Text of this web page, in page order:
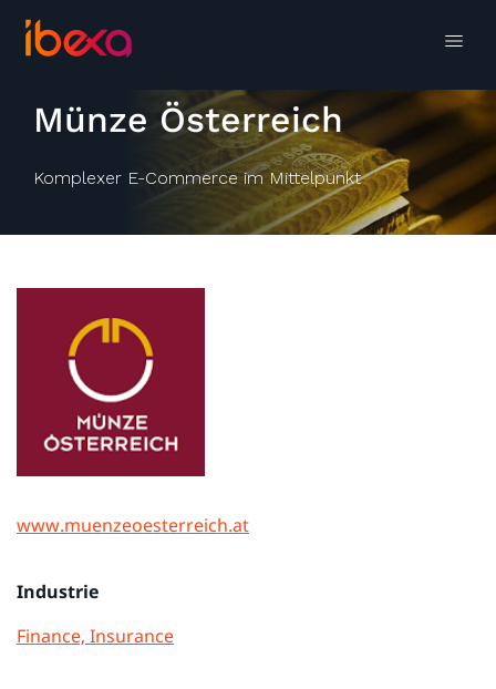
Münze Österreich
Komplexer E-Commerce im Mittelpunkt
www.muenzeoesterreich.at
Industrie
Finance, Insurance